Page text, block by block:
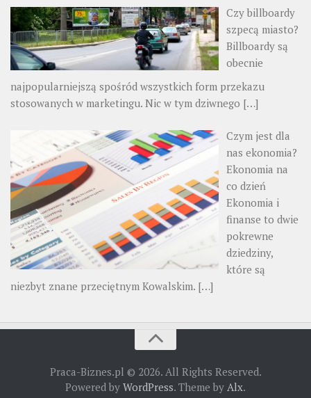
Czy billboardy
szpecą miasto?
Billboardy są
obecnie
najpopularniejszą spośród wszystkich form przekazu
stosowanych w marketingu. Nic w tym dziwnego […]
Czym jest dla
nas ekonomia?
Ekonomia na
co dzień
Ekonomia i
finanse to dwie
pokrewne
dziedziny,
które są
niezbyt znane przeciętnym Kowalskim. […]
Praca-Biznes.pl © 2026. All Rights Reserved.
Powered by WordPress. Theme by Alx.